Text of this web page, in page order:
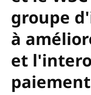
groupe
à
et